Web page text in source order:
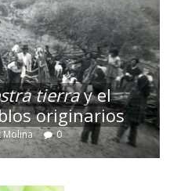
tierray el
originarios
Molina 0